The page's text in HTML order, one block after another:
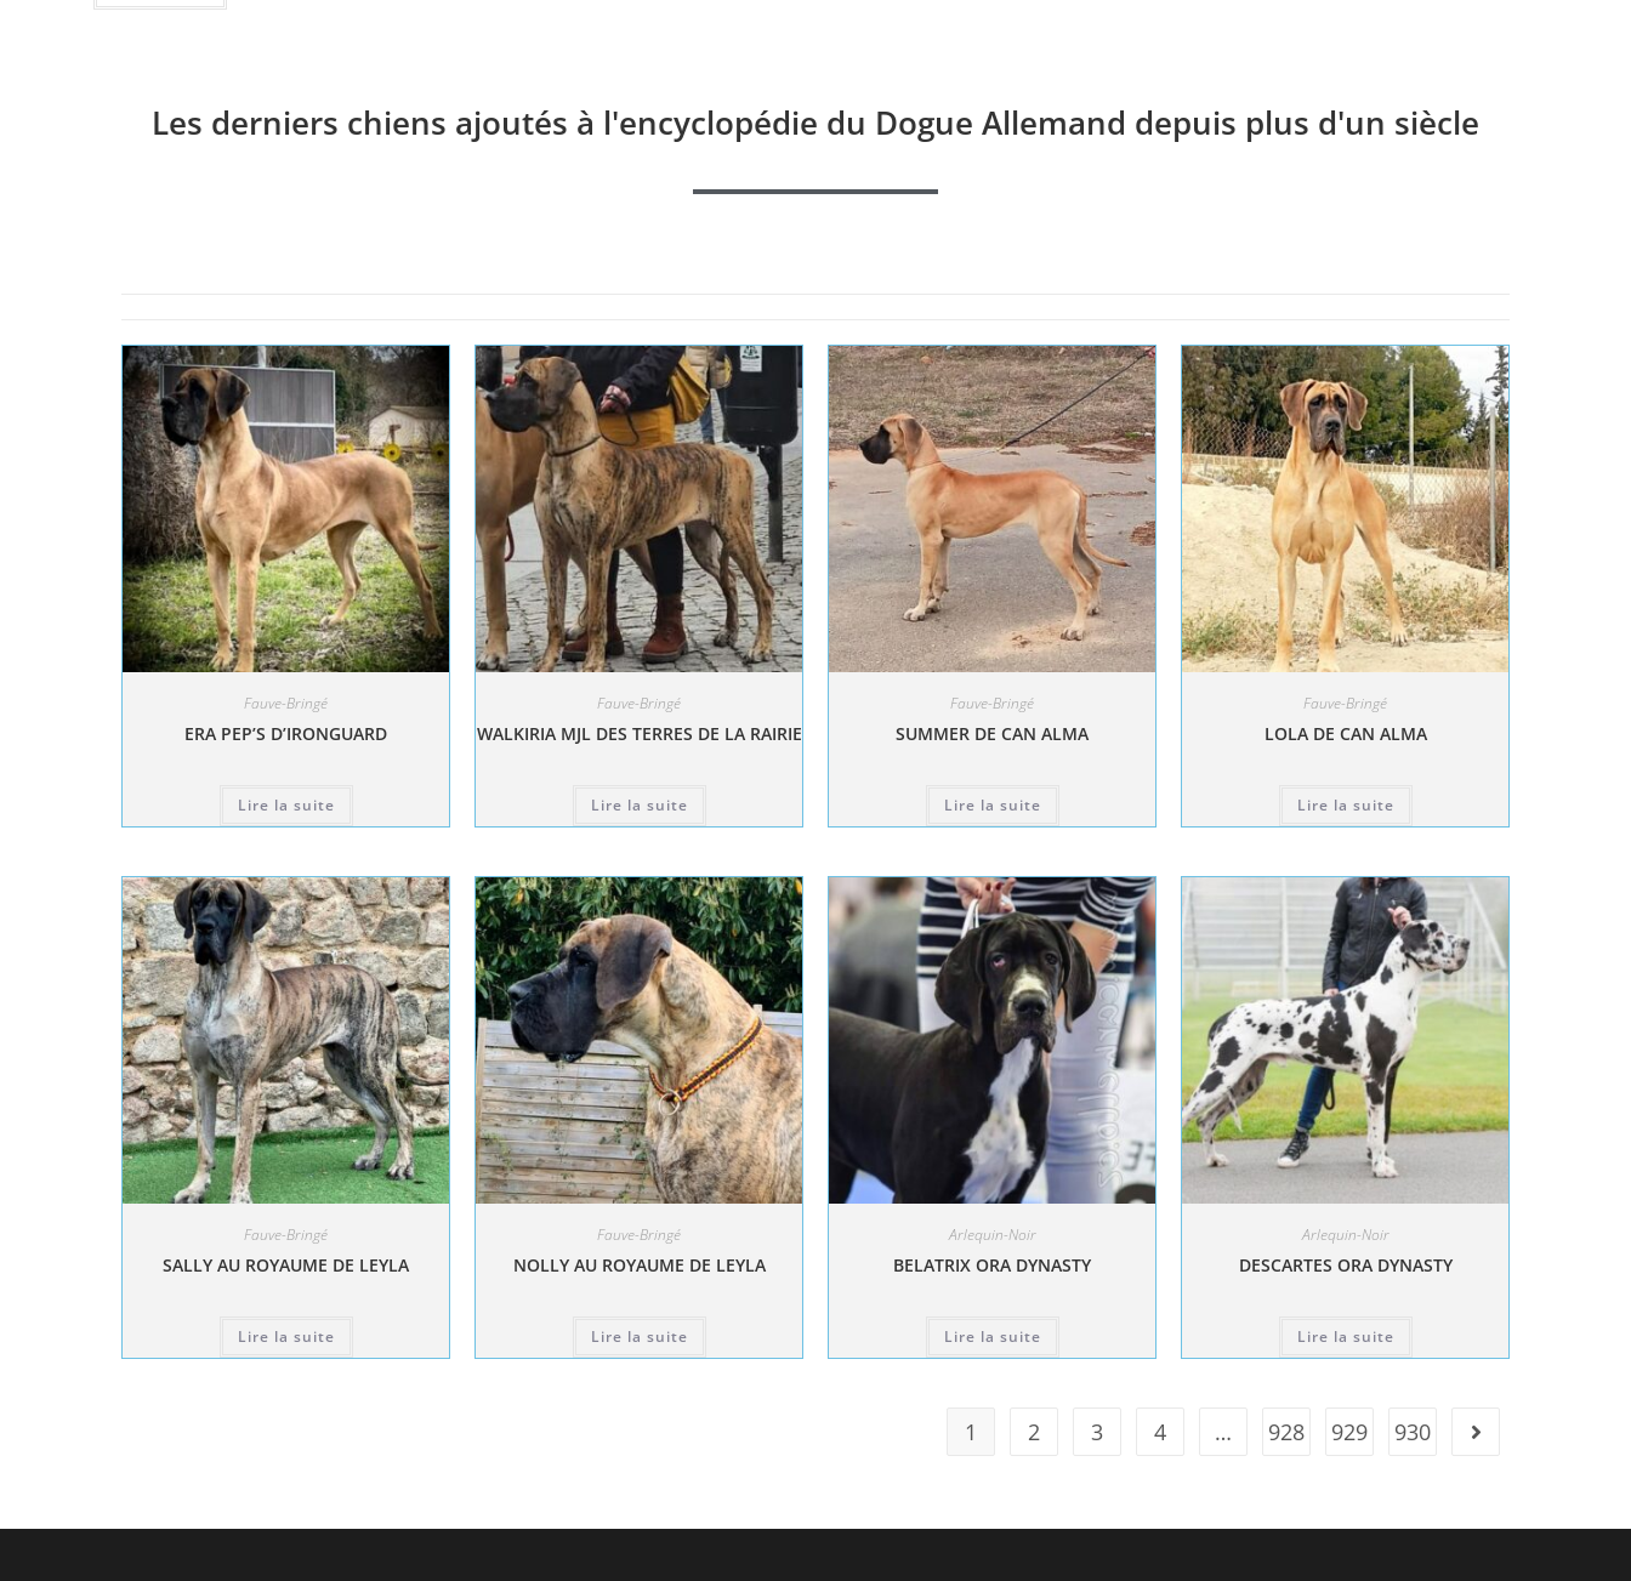
Les derniers chiens ajoutés à l'encyclopédie du Dogue Allemand depuis plus d'un siècle
Fauve-Bringé
ERA PEP’S D’IRONGUARD
Lire la suite
Fauve-Bringé
WALKIRIA MJL DES TERRES DE LA RAIRIE
Lire la suite
Fauve-Bringé
SUMMER DE CAN ALMA
Lire la suite
Fauve-Bringé
LOLA DE CAN ALMA
Lire la suite
Fauve-Bringé
SALLY AU ROYAUME DE LEYLA
Lire la suite
Fauve-Bringé
NOLLY AU ROYAUME DE LEYLA
Lire la suite
Arlequin-Noir
BELATRIX ORA DYNASTY
Lire la suite
Arlequin-Noir
DESCARTES ORA DYNASTY
Lire la suite
1 2 3 4 … 928 929 930